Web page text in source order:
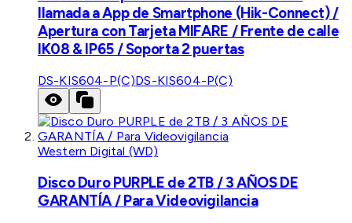
llamada a App de Smartphone (Hik-Connect) /
Apertura con Tarjeta MIFARE / Frente de calle
IK08 & IP65 / Soporta 2 puertas
DS-KIS604-P(C)DS-KIS604-P(C)
Western Digital (WD)
Disco Duro PURPLE de 2TB / 3 AÑOS DE
GARANTÍA / Para Videovigilancia